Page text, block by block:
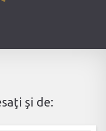
şi de: